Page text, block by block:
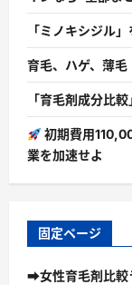
「ミノキシジル
育毛、ハゲ、薄毛
「育毛剤成分比
初期費用
業を加速せよ
固定ページ
➡女性育毛剤比較